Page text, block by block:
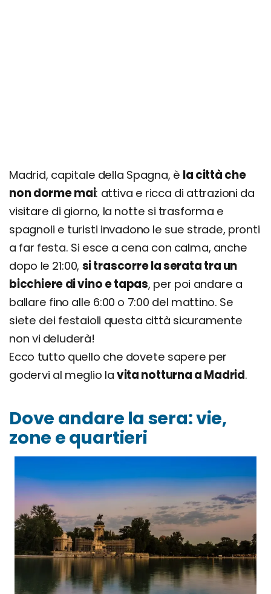
Madrid, capitale della Spagna, è la città che
non dorme mai: attiva e ricca di attrazioni da
visitare di giorno, la notte si trasforma e
spagnoli e turisti invadono le sue strade, pronti
a far festa. Si esce a cena con calma, anche
dopo le 21:00, si trascorre la serata tra un
bicchiere di vino e tapas, per poi andare a
ballare fino alle 6:00 o 7:00 del mattino. Se
siete dei festaioli questa città sicuramente
non vi deluderà!
Ecco tutto quello che dovete sapere per
godervi al meglio la vita notturna a Madrid.
Dove andare la sera: vie,
zone e quartieri